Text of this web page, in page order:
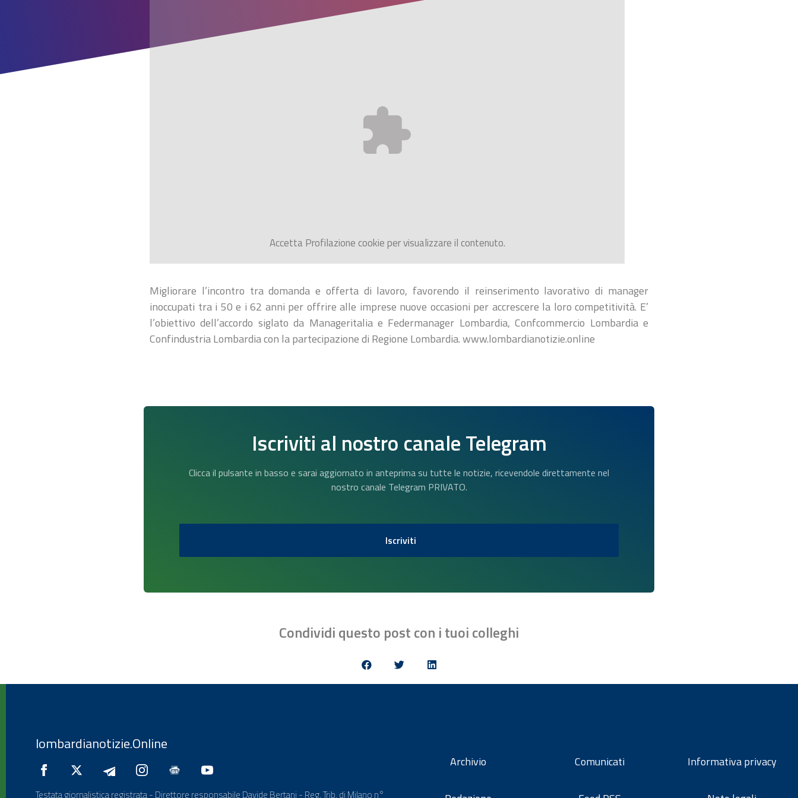
AccettaProfilazionecookie per visualizzare il contenuto.
Migliorare l’incontro tra domanda e offerta di lavoro, favorendo il reinserimento lavorativo di manager
inoccupati tra i 50 e i 62 anni per offrire alle imprese nuove occasioni per accrescere la loro competitività. E’
l’obiettivo dell’accordo siglato da Manageritalia e Federmanager Lombardia, Confcommercio Lombardia e
Confindustria Lombardia con la partecipazione di Regione Lombardia. www.lombardianotizie.online
Iscriviti al nostro canale Telegram
Clicca il pulsante in basso e sarai aggiornato in anteprima su tutte le notizie, ricevendole direttamente nel
nostro canale Telegram PRIVATO.
Iscriviti
Condividi questo post con i tuoi colleghi
lombardianotizie.Online
Testata giornalistica registrata - Direttore responsabile Davide Bertani - Reg. Trib. di Milano n°
Archivio Comunicati Informativa privacy